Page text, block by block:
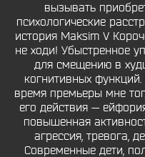
вызывать
психологические
история Maksim V
не ходи! Убыстренное
для смещению в
когнитивных
время премьеры мне
его действия —
повышенная
агрессия, тревога,
Современные дети,